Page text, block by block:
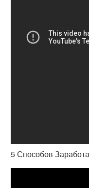
5 Способов